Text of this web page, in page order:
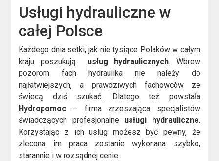
Usługi hydrauliczne w
całej Polsce
Każdego dnia setki, jak nie tysiące Polaków w całym
kraju poszukują usług hydraulicznych. Wbrew
pozorom fach hydraulika nie należy do
najłatwiejszych, a prawdziwych fachowców ze
świecą dziś szukać. Dlatego też powstała
Hydropomoc – firma zrzeszająca specjalistów
świadczących profesjonalne usługi hydrauliczne.
Korzystając z ich usług możesz być pewny, że
zlecona im praca zostanie wykonana szybko,
starannie i w rozsądnej cenie.